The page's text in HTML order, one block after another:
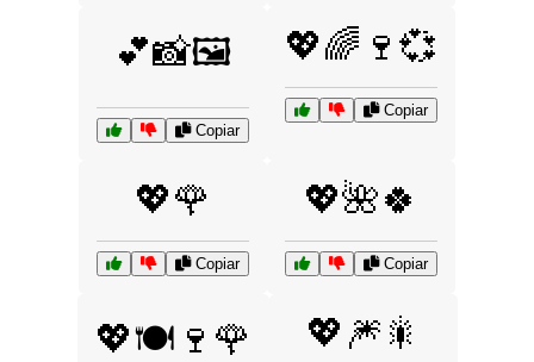
💕📸🖼️
Copiar
💖🌈🍷💞
Copiar
💖🌹
Copiar
💖🌺🍀
Copiar
💖🍽️🍷🌹 💖🎆🎇